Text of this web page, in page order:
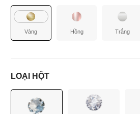
Vàng Hồng Trắng
LOẠI HỘT